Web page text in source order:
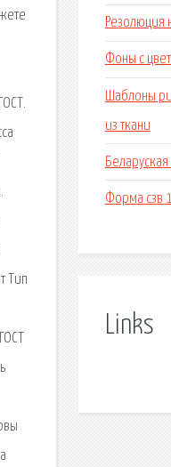
Тип
Резолюция
Фоны с
Шаблоны
из ткани
Форма сзв
Links